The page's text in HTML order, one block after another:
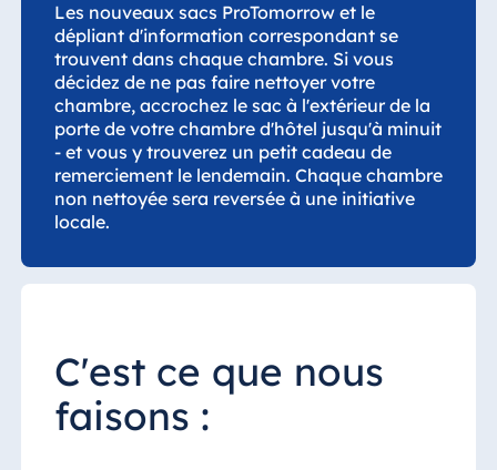
Hotel Plaza
Tirana
Resort Marina
Bay
Bulgarie
Blue Albena
Chine
Hotel Taicang
Les nouveaux sacs ProTomorrow et le
dépliant d'information correspondant se
trouvent dans chaque chambre. Si vous
décidez de ne pas faire nettoyer votre
chambre, accrochez le sac à l'extérieur de la
porte de votre chambre d'hôtel jusqu'à minuit
- et vous y trouverez un petit cadeau de
remerciement le lendemain. Chaque chambre
non nettoyée sera reversée à une initiative
locale.
C'est ce que nous
faisons :